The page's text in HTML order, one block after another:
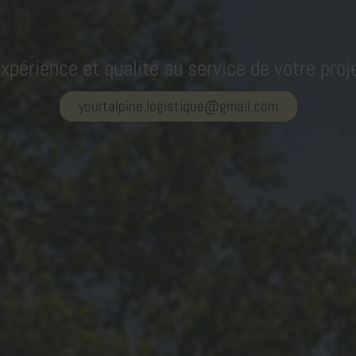
et qualité au service de votre
yourtalpine.logistique@gmail.com